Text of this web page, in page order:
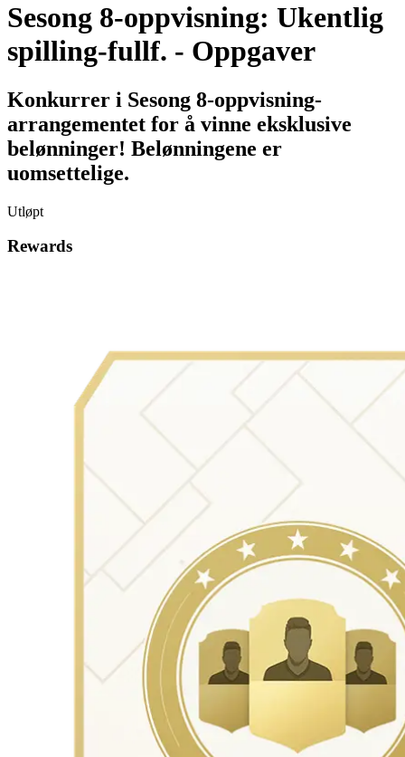
Sesong 8-oppvisning: Ukentlig
spilling-fullf. - Oppgaver
Konkurrer i Sesong 8-oppvisning-
arrangementet for å vinne eksklusive
belønninger! Belønningene er
uomsettelige.
Utløpt
Rewards